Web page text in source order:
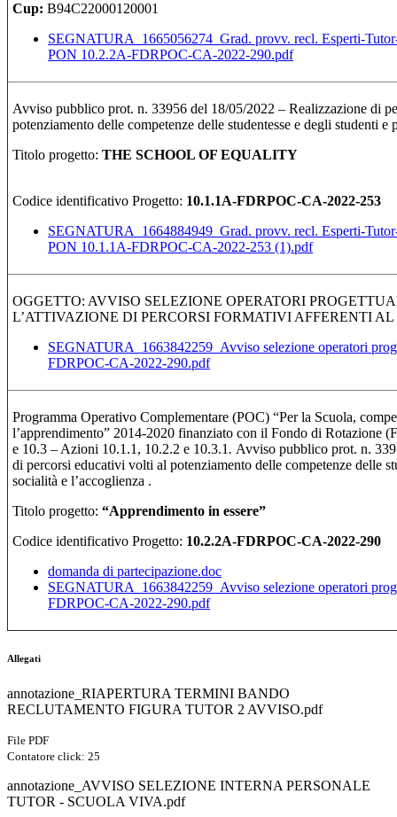
Cup: B94C22000120001
SEGNATURA_1665056274_Grad. provv. recl. Esperti-
PON 10.2.2A-FDRPOC-CA-2022-290.pdf
Avviso pubblico prot. n. 33956 del 18/05/2022 – Realizzazione di
potenziamento delle competenze delle studentesse e degli studenti
Titolo progetto: THE SCHOOL OF EQUALITY
Codice identificativo Progetto: 10.1.1A-FDRPOC-CA-2022-253
SEGNATURA_1664884949_Grad. provv. recl. Esperti-
PON 10.1.1A-FDRPOC-CA-2022-253 (1).pdf
OGGETTO: AVVISO SELEZIONE OPERATORI
L’ATTIVAZIONE DI PERCORSI FORMATIVI AFFERENTI AL
SEGNATURA_1663842259_Avviso selezione operatori
FDRPOC-CA-2022-290.pdf
Programma Operativo Complementare (POC) “Per la Scuola,
l’apprendimento” 2014-2020 finanziato con il Fondo di Rotazione
e 10.3 – Azioni 10.1.1, 10.2.2 e 10.3.1. Avviso pubblico prot. n.
di percorsi educativi volti al potenziamento delle competenze delle
socialità e l’accoglienza .
Titolo progetto: “Apprendimento in essere”
Codice identificativo Progetto: 10.2.2A-FDRPOC-CA-2022-290
domanda di partecipazione.doc
SEGNATURA_1663842259_Avviso selezione operatori
FDRPOC-CA-2022-290.pdf
Allegati
annotazione_RIAPERTURA TERMINI BANDO
RECLUTAMENTO FIGURA TUTOR 2 AVVISO.pdf
File PDF
Contatore click: 25
annotazione_AVVISO SELEZIONE INTERNA PERSONALE
TUTOR - SCUOLA VIVA.pdf